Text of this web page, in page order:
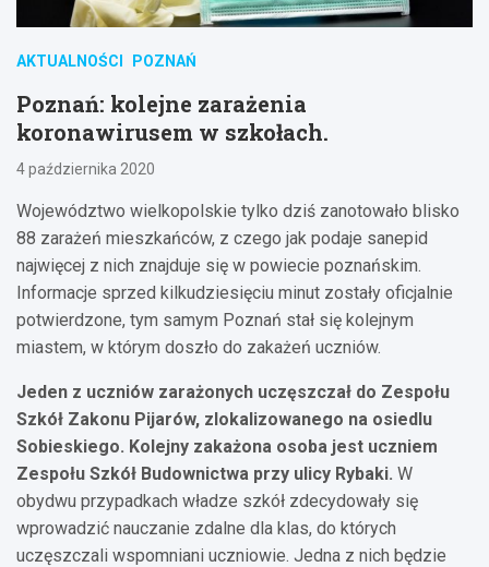
AKTUALNOŚCI POZNAŃ
Poznań: kolejne zarażenia
koronawirusem w szkołach.
4 października 2020
Województwo wielkopolskie tylko dziś zanotowało blisko
88 zarażeń mieszkańców, z czego jak podaje sanepid
najwięcej z nich znajduje się w powiecie poznańskim.
Informacje sprzed kilkudziesięciu minut zostały oficjalnie
potwierdzone, tym samym Poznań stał się kolejnym
miastem, w którym doszło do zakażeń uczniów.
Jeden z uczniów zarażonych uczęszczał do Zespołu
Szkół Zakonu Pijarów, zlokalizowanego na osiedlu
Sobieskiego. Kolejny zakażona osoba jest uczniem
Zespołu Szkół Budownictwa przy ulicy Rybaki. W
obydwu przypadkach władze szkół zdecydowały się
wprowadzić nauczanie zdalne dla klas, do których
uczęszczali wspomniani uczniowie. Jedna z nich będzie